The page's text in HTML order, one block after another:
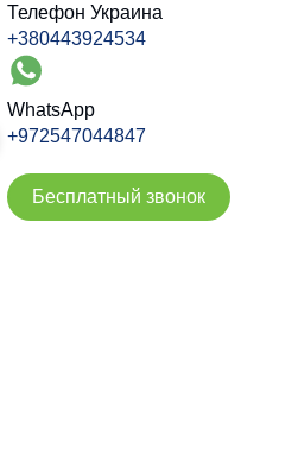
Телефон Украина
+380443924534
WhatsApp
+972547044847
Бесплатный звонок